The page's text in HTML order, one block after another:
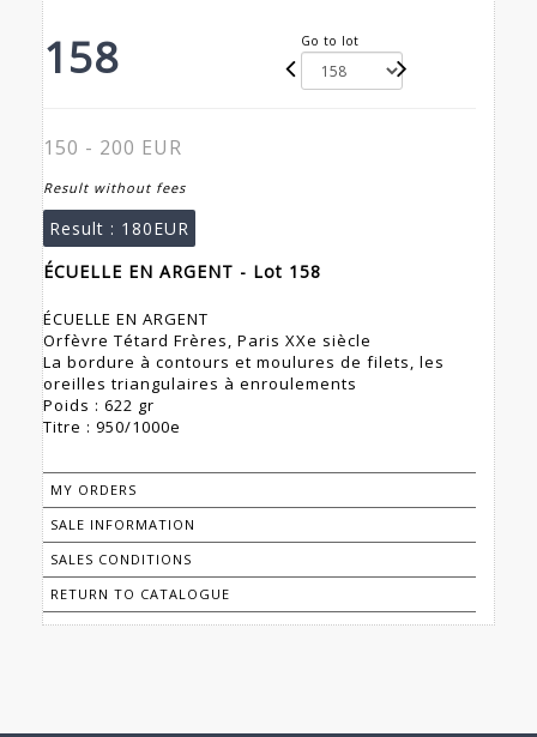
158 Go to lot
150 - 200 EUR
Result without fees
Result : 180EUR
ÉCUELLE EN ARGENT - Lot 158
ÉCUELLE EN ARGENT
Orfèvre Tétard Frères, Paris XXe siècle
La bordure à contours et moulures de filets, les
oreilles triangulaires à enroulements
Poids : 622 gr
Titre : 950/1000e
MY ORDERS
SALE INFORMATION
SALES CONDITIONS
RETURN TO CATALOGUE